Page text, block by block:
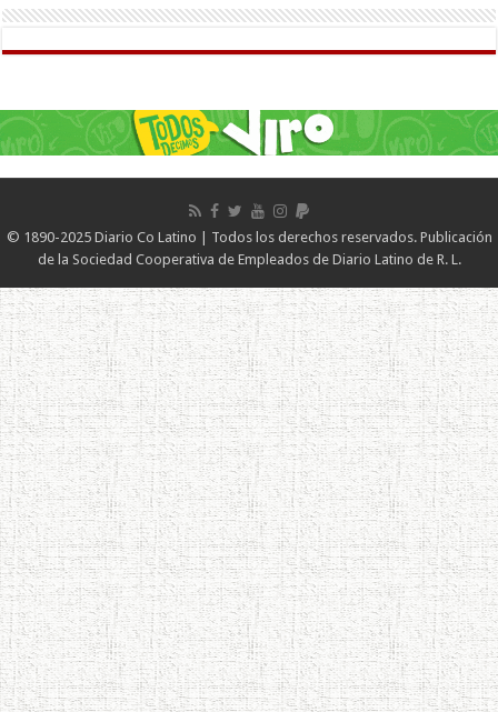
© 1890-2025 Diario Co Latino | Todos los derechos reservados. Publicación
de la Sociedad Cooperativa de Empleados de Diario Latino de R. L.